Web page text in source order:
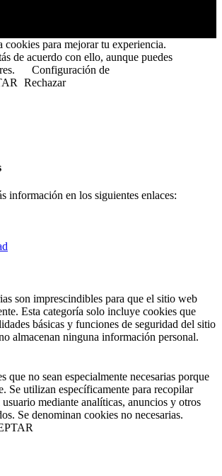
para mejorar tu experiencia.
de acuerdo con ello, aunque puedes
Configuración de
Rechazar
información en los siguientes enlaces:
son imprescindibles para que el sitio web
Esta categoría solo incluye cookies que
básicas y funciones de seguridad del sitio
almacenan ninguna información personal.
que no sean especialmente necesarias porque
Se utilizan específicamente para recopilar
usuario mediante analíticas, anuncios y otros
Se denominan cookies no necesarias.